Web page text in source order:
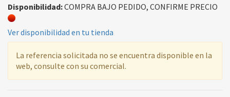
Disponibilidad:COMPRA BAJO PEDIDO, CONFIRME PRECIO
Ver disponibilidad en tu tienda
La referencia solicitada no se encuentra disponible en la
web, consulte con su comercial.